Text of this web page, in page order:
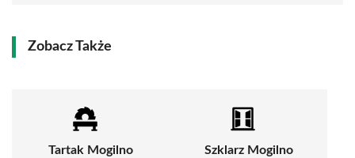
Zobacz Także
Tartak Mogilno Szklarz Mogilno